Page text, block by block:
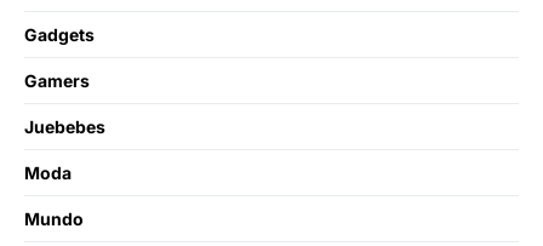
Gadgets
Gamers
Juebebes
Moda
Mundo